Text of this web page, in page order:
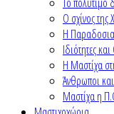
Ο σχίνος της
Η
Ιδιότητες
Η Μαστίχα
Άνθρωποι
Μαστίχα η